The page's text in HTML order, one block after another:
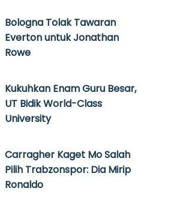
Bologna Tolak Tawaran
Everton untuk Jonathan
Rowe
Kukuhkan Enam Guru Besar,
UT Bidik World-Class
University
Carragher Kaget Mo Salah
Pilih Trabzonspor: Dia Mirip
Ronaldo